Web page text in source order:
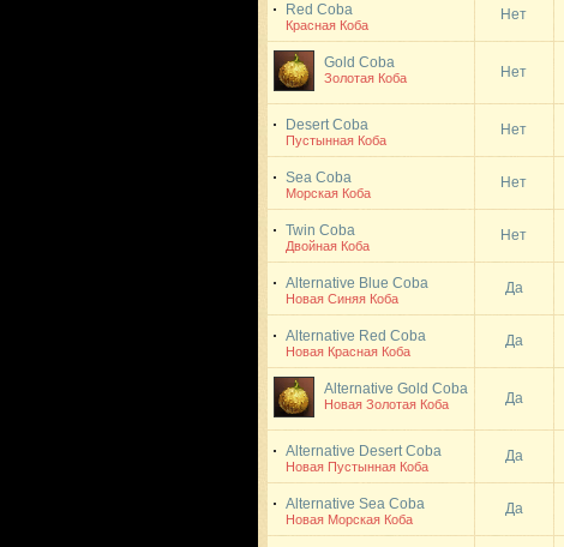
Red Coba
Красная Коба
Нет
Gold Coba
Золотая Коба Нет
Desert Coba
Пустынная Коба
Нет
Sea Coba
Морская Коба
Нет
Twin Coba
Двойная Коба
Нет
Alternative Blue Coba
Новая Синяя Коба
Да
Alternative Red Coba
Новая Красная Коба
Да
Alternative Gold Coba
Новая Золотая Коба Да
Alternative Desert Coba
Новая Пустынная Коба
Да
Alternative Sea Coba
Новая Морская Коба
Да